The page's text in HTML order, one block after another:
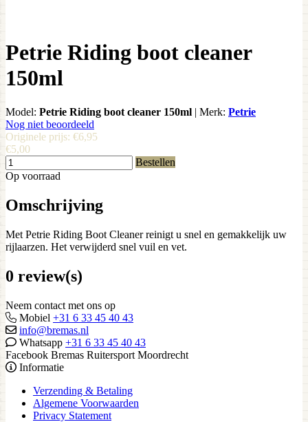
Petrie Riding boot cleaner
150ml
Model: Petrie Riding boot cleaner 150ml | Merk: Petrie
Nog niet beoordeeld
Originele prijs: €6,95
€5,00
Bestellen
Op voorraad
Omschrijving
Met Petrie Riding Boot Cleaner reinigt u snel en gemakkelijk uw
rijlaarzen. Het verwijderd snel vuil en vet.
0 review(s)
Neem contact met ons op
Mobiel +31 6 33 45 40 43
info@bremas.nl
Whatsapp +31 6 33 45 40 43
Facebook Bremas Ruitersport Moordrecht
Informatie
Verzending & Betaling
Algemene Voorwaarden
Privacy Statement